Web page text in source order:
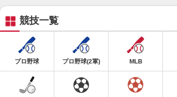
競技一覧
プロ野球 プロ野球(2軍) MLB